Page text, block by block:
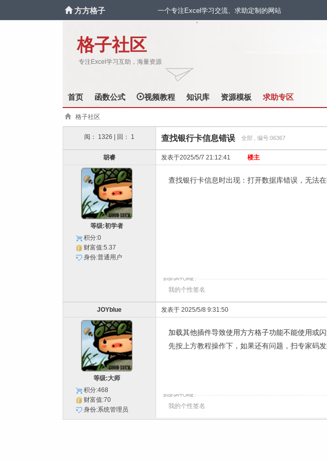
方方格子 一个专注Excel学习交流、求助定制的网站
格子社区
专注Excel学习互助，海量资源
`
首页 函数公式 视频教程 知识库 资源模板 求助专区
格子社区
阅： 1326 | 回： 1 查找银行卡信息错误 全部 , 编号:06367
胡睿 发表于2025/5/7 21:12:41 楼主
等级:初学者
积分:0
财富值:5.37
身份:普通用户
查找银行卡信息时出现：打开数据库错误，无法
我的个性签名
JOYblue 发表于 2025/5/8 9:31:50
等级:大师
积分:468
财富值:70
身份:系统管理员
加载其他插件导致使用方方格子功能不能使用或
先按上方教程操作下，如果还有问题，扫专家码
我的个性签名